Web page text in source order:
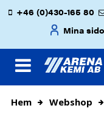
+46 (0)430-165 80
Mina
Hem Webshop